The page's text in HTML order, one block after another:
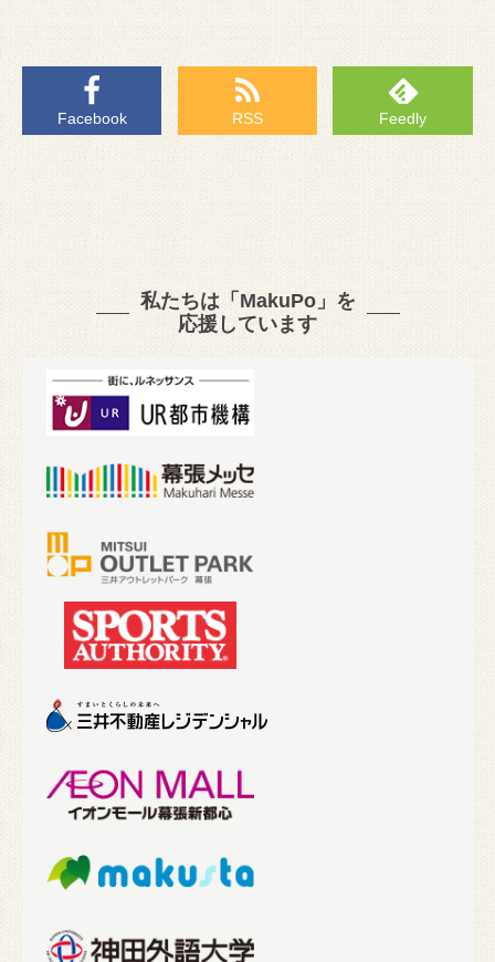
Facebook RSS Feedly
私たちは「MakuPo」を
応援しています